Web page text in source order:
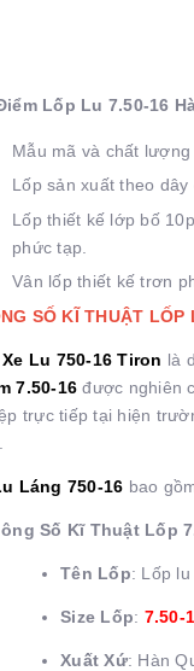
Lốp Lu 7.50-16
Mẫu mã và chất
Lốp sản xuất theo
Lốp thiết kế lớp bố
phức tạp.
Vân lốp thiết kế trơn
SỐ KĨ THUẬT LỐP
Lu 750-16 Tiron là
7.50-16 được nghiên
trực tiếp tại hiện
Láng 750-16 bao
Số Kĩ Thuật Lốp
Tên Lốp: Lốp lu
Size Lốp: 7.50-
Xuất Xứ: Hàn